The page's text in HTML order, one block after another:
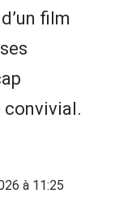
film
convivial.
à 11:25